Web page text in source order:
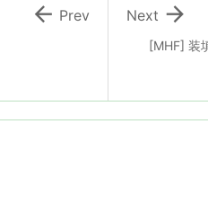
[MHF] 装

Next
 Prev